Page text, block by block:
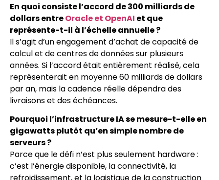
En quoi consiste l’accord de 300 milliards de
dollars entreOracle et OpenAI et que
représente-t-il à l’échelle annuelle ?
Il s’agit d’un engagement d’achat de capacité de
calcul et de centres de données sur plusieurs
années. Si l’accord était entièrement réalisé, cela
représenterait en moyenne 60 milliards de dollars
par an, mais la cadence réelle dépendra des
livraisons et des échéances.
Pourquoi l’infrastructure IA se mesure-t-elle en
gigawatts plutôt qu’en simple nombre de
serveurs ?
Parce que le défi n’est plus seulement hardware :
c’est l’énergie disponible, la connectivité, la